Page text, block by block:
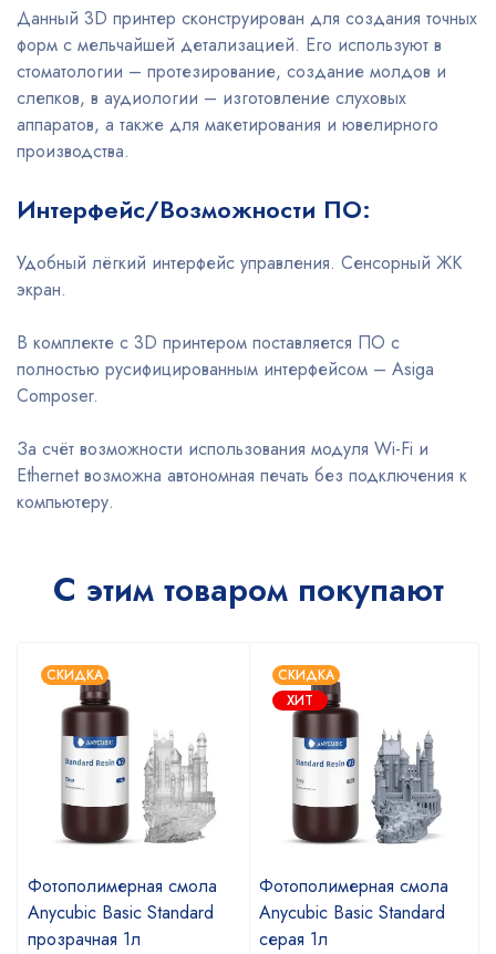
Данный 3D принтер сконструирован для создания точных
форм с мельчайшей детализацией. Его используют в
стоматологии – протезирование, создание молдов и
слепков, в аудиологии – изготовление слуховых
аппаратов, а также для макетирования и ювелирного
производства.
Интерфейс/Возможности ПО:
Удобный лёгкий интерфейс управления. Cенсорный ЖК
экран.
В комплекте с 3D принтером поставляется ПО с
полностью русифицированным интерфейсом – Asiga
Composer.
За счёт возможности использования модуля Wi-Fi и
Ethernet возможна автономная печать без подключения к
компьютеру.
С этим товаром покупают
СКИДКА
Фотополимерная смола
Anycubic Basic Standard
прозрачная 1л
СКИДКА
ХИТ
Фотополимерная смола
Anycubic Basic Standard
серая 1л